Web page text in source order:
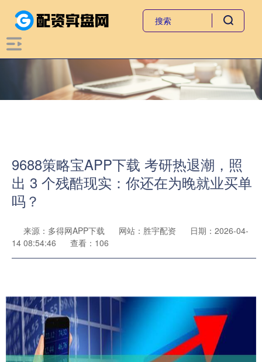
9688策略宝APP下载 考研热退潮，照
出 3 个残酷现实：你还在为晚就业买单
吗？
来源：多得网APP下载 网站：胜宇配资
日期：2026-04-
14 08:54:46
查看：106